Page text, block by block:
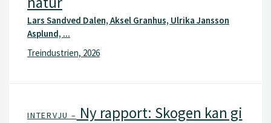
Lars Sandved Dalen, Aksel Granhus, Ulrika Jansson
Asplund, ...
Treindustrien, 2026
INTERVJU – Ny rapport: Skogen kan gi